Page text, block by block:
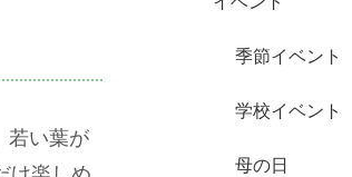
若い葉が
季節イベント
学校イベント
母の日